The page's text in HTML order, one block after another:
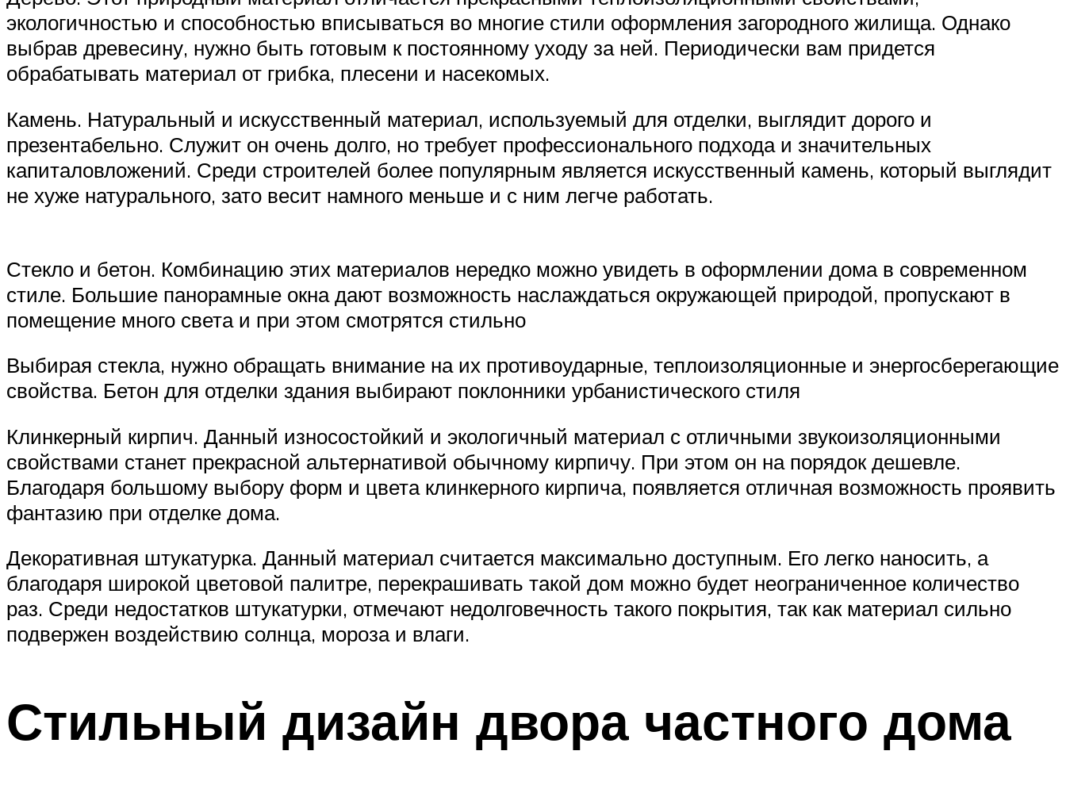
экологичностью и способностью вписываться во многие стили оформления загородного жилища. Однако
выбрав древесину, нужно быть готовым к постоянному уходу за ней. Периодически вам придется
обрабатывать материал от грибка, плесени и насекомых.
Камень. Натуральный и искусственный материал, используемый для отделки, выглядит дорого и
презентабельно. Служит он очень долго, но требует профессионального подхода и значительных
капиталовложений. Среди строителей более популярным является искусственный камень, который выглядит
не хуже натурального, зато весит намного меньше и с ним легче работать.
Стекло и бетон. Комбинацию этих материалов нередко можно увидеть в оформлении дома в современном
стиле. Большие панорамные окна дают возможность наслаждаться окружающей природой, пропускают в
помещение много света и при этом смотрятся стильно
Выбирая стекла, нужно обращать внимание на их противоударные, теплоизоляционные и энергосберегающие
свойства. Бетон для отделки здания выбирают поклонники урбанистического стиля
Клинкерный кирпич. Данный износостойкий и экологичный материал с отличными звукоизоляционными
свойствами станет прекрасной альтернативой обычному кирпичу. При этом он на порядок дешевле.
Благодаря большому выбору форм и цвета клинкерного кирпича, появляется отличная возможность проявить
фантазию при отделке дома.
Декоративная штукатурка. Данный материал считается максимально доступным. Его легко наносить, а
благодаря широкой цветовой палитре, перекрашивать такой дом можно будет неограниченное количество
раз. Среди недостатков штукатурки, отмечают недолговечность такого покрытия, так как материал сильно
подвержен воздействию солнца, мороза и влаги.
Стильный дизайн двора частного дома